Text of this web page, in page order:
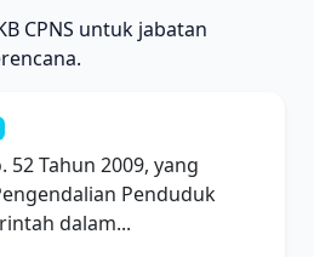
CPNS untuk jabatan
52 Tahun 2009, yang
Penduduk
dalam...